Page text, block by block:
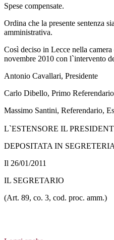
Spese compensate.
Ordina che la presente sentenza
amministrativa.
Così deciso in Lecce nella
novembre 2010 con l`intervento
Antonio Cavallari, Presidente
Carlo Dibello, Primo Referendario
Massimo Santini, Referendario,
L`ESTENSORE IL
DEPOSITATA IN SEGRETERIA
Il 26/01/2011
IL SEGRETARIO
(Art. 89, co. 3, cod. proc. amm.)